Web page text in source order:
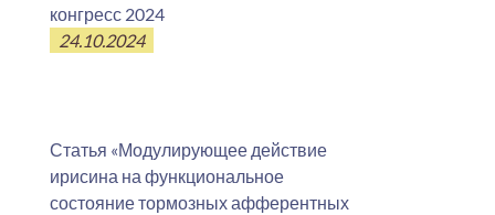
конгресс 2024
24.10.2024
Статья «Модулирующее действие
ирисина на функциональное
состояние тормозных афферентных